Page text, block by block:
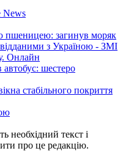
News
пшеницею: загинув моряк
з Україною - ЗМІ
Онлайн
шестеро
стабільного покриття
необхідний текст і
про це редакцію.